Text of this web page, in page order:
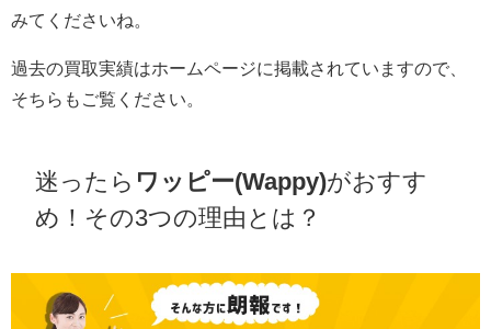
みてくださいね。
過去の買取実績はホームページに掲載されていますので、
そちらもご覧ください。
迷ったら ワッピー(Wappy)がおすす
め！その3つの理由とは？